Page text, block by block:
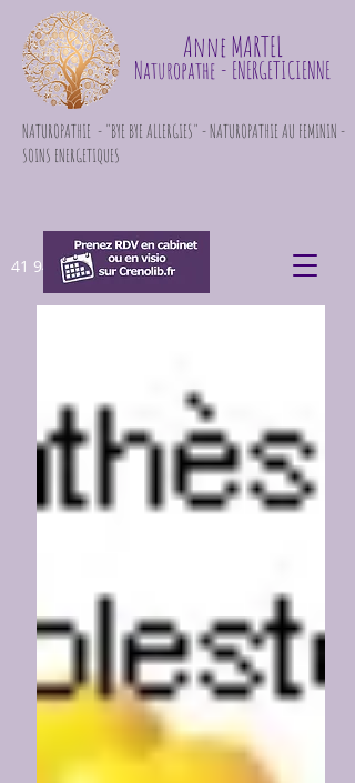
Anne MARTEL
Naturopathe - ENERGETICIENNE
NATUROPATHIE - "BYE BYE ALLERGIES" - NATUROPATHIE AU FEMININ -
SOINS ENERGETIQUES
41 948 871